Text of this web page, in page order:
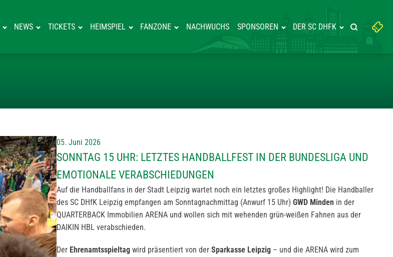
NEWS TICKETS HEIMSPIEL FANZONE NACHWUCHS SPONSOREN DER SC DHFK
Suchbegriff
eingeben:
Suche
05. Juni 2026
SONNTAG 15 UHR: LETZTES HANDBALLFEST IN DER BUNDESLIGA UND
EMOTIONALE VERABSCHIEDUNGEN
Auf die Handballfans in der Stadt Leipzig wartet noch ein letztes großes Highlight! Die Handballer
des SC DHfK Leipzig empfangen am Sonntagnachmittag (Anwurf 15 Uhr) GWD Minden in der
QUARTERBACK Immobilien ARENA und wollen sich mit wehenden grün-weißen Fahnen aus der
DAIKIN HBL verabschieden.
Der Ehrenamtsspieltag wird präsentiert von der Sparkasse Leipzig – und die ARENA wird zum